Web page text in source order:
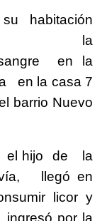
habitación
la
en la
en la casa 7
Nuevo
el hijo de la
llegó en
licor y
por la